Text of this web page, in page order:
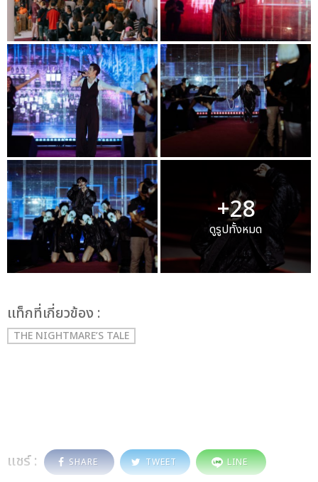
+28
ดูรูปทั้งหมด
เเท็กที่เกี่ยวข้อง :
THE NIGHTMARE’S TALE
แชร์ : SHARE TWEET LINE